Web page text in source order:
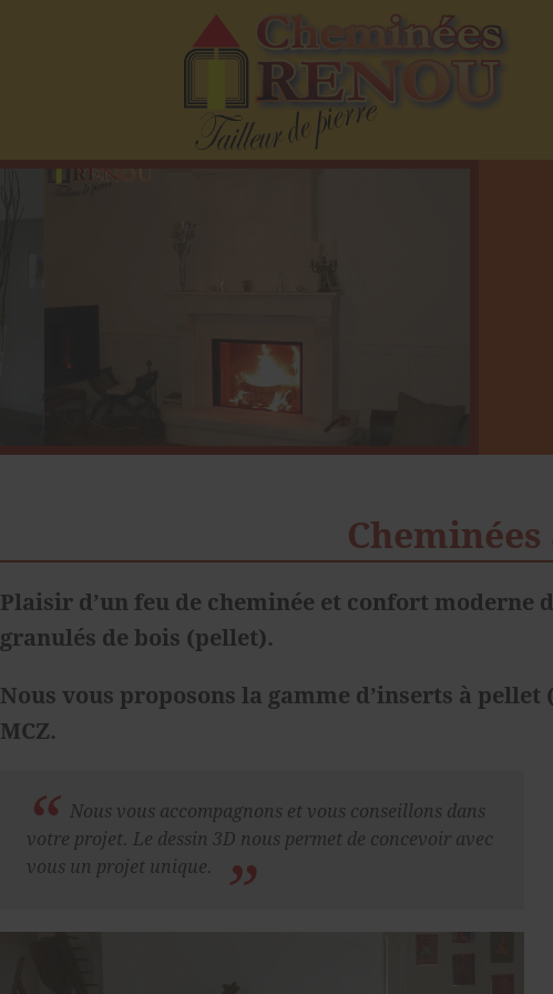
Plaisir d’un feu de cheminée et confort moderne
granulés de bois (pellet).
Nous vous proposons la gamme d’inserts à pellet
MCZ.
Nous vous accompagnons et vous conseillons dans
votre projet. Le dessin 3D nous permet de concevoir avec
vous un projet unique.